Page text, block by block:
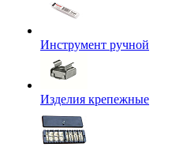
Инструмент ручной
Изделия крепежные